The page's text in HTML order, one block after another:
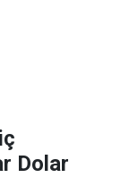
Dolar